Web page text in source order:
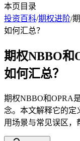
本页目录
投资百科/期权进阶/
如何汇总？
期权NBBO和
如何汇总？
期权NBBO和OPRA
念。本文解释它的定
用场景与常见误区，